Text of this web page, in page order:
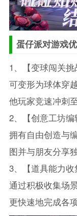
蛋仔派对游戏优
1、【变球闯关挑
可变形为球体穿
他玩家竞速冲刺至
2、【创意工坊编
拥有自由创造与
图并与朋友分享
3、【道具能力收
通过积极收集场
更快速地完成各